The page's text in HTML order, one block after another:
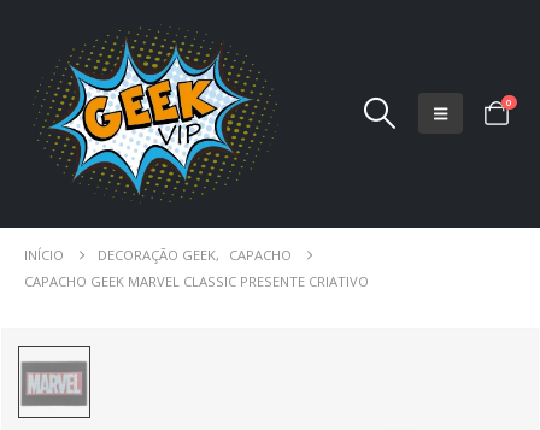
0
INÍCIO DECORAÇÃO GEEK,
CAPACHO
CAPACHO GEEK MARVEL CLASSIC PRESENTE CRIATIVO